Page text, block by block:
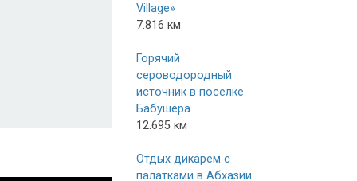
Village»
7.816 км
Горячий
сероводородный
источник в поселке
Бабушера
12.695 км
Отдых дикарем с
палатками в Абхазии